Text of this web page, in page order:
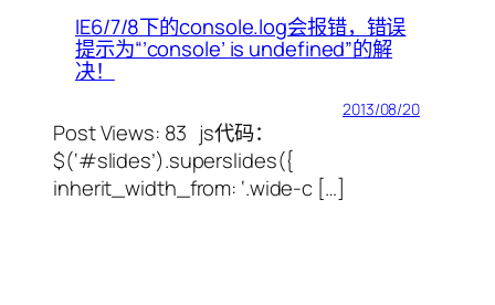
IE6/7/8下的console.log会报错，错误
提示为“’console’ is undefined”的解
决！
2013/08/20
Post Views: 83 js代码：
$(‘#slides’).superslides({
inherit_width_from: ‘.wide-c […]